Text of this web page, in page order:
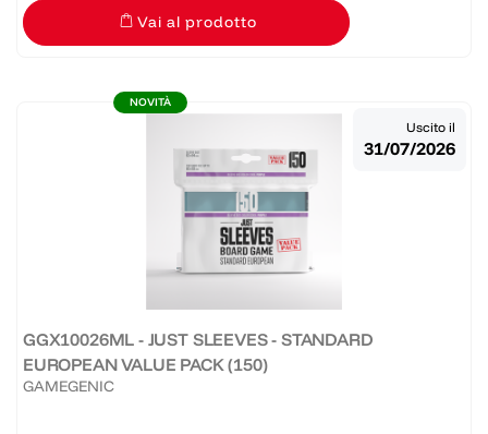
Vai al prodotto
NOVITÀ
GGX10026ML - JUST SLEEVES - STANDARD
EUROPEAN VALUE PACK (150)
GAMEGENIC
Uscito il
31/07/2026